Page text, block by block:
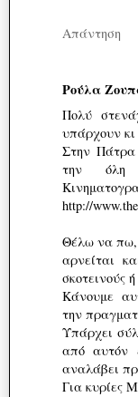
Απάντηση
Ρούλα
Πολύ
υπάρχουν κι
Στην Πάτρα
την όλη
http://
Θέλω να πω,
αρνείται
σκοτεινούς
Κάνουμε
την
Υπάρχει
από αυτόν
αναλάβει
Για κυρίες